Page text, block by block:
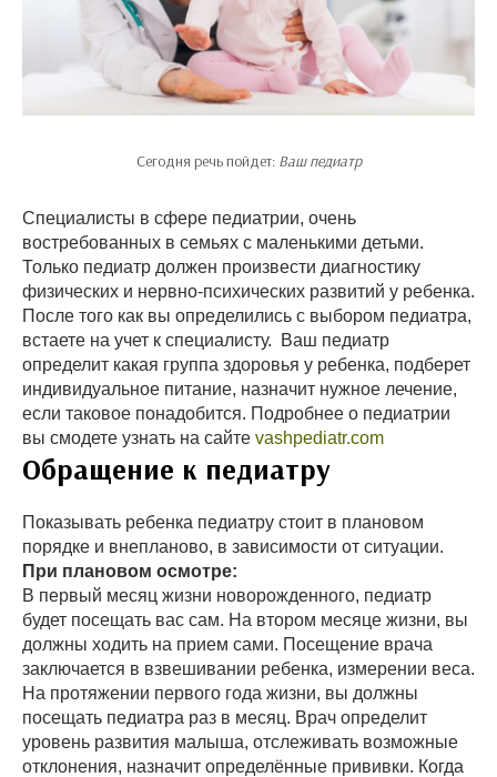
Сегодня речь пойдет: Ваш педиатр
Специалисты в сфере педиатрии, очень
востребованных в семьях с маленькими детьми.
Только педиатр должен произвести диагностику
физических и нервно-психических развитий у ребенка.
После того как вы определились с выбором педиатра,
встаете на учет к специалисту. Ваш педиатр
определит какая группа здоровья у ребенка, подберет
индивидуальное питание, назначит нужное лечение,
если таковое понадобится. Подробнее о педиатрии
вы смодете узнать на сайте vashpediatr.com
Обращение к педиатру
Показывать ребенка педиатру стоит в плановом
порядке и внепланово, в зависимости от ситуации.
При плановом осмотре:
В первый месяц жизни новорожденного, педиатр
будет посещать вас сам. На втором месяце жизни, вы
должны ходить на прием сами. Посещение врача
заключается в взвешивании ребенка, измерении веса.
На протяжении первого года жизни, вы должны
посещать педиатра раз в месяц. Врач определит
уровень развития малыша, отслеживать возможные
отклонения, назначит определённые прививки. Когда